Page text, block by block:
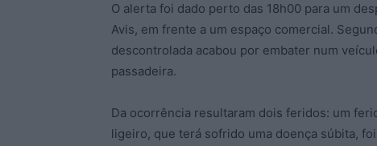
O alerta foi dado perto das 18h00 para um
Avis, em frente a um espaço comercial.
descontrolada acabou por embater num
passadeira.
Da ocorrência resultaram dois feridos: um
ligeiro, que terá sofrido uma doença súbita,